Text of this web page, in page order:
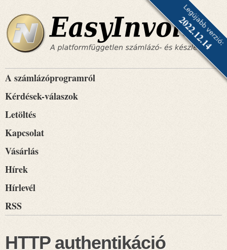
A számlázóprogramról
Kérdések-válaszok
Letöltés
Kapcsolat
Vásárlás
Hírek
Hírlevél
RSS
Legújabb verzió:
2022.12.14
HTTP authentikáció